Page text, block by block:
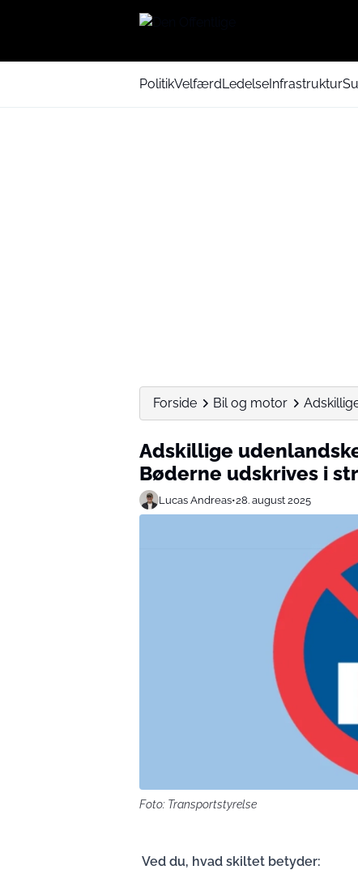
PolitikVelfærdLedelseInfrastruktur
Forside Bil og motor
Adskillige
Bøderne udskrives i
Lucas Andreas•28. august 2025
Foto: Transportstyrelse
Ved du, hvad skiltet betyder: